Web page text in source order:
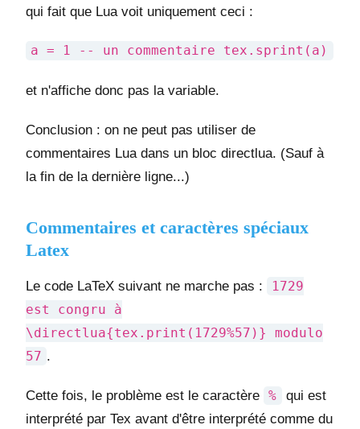
qui fait que Lua voit uniquement ceci :
a = 1 -- un commentaire tex.sprint(a)
et n'affiche donc pas la variable.
Conclusion : on ne peut pas utiliser de
commentaires Lua dans un bloc directlua. (Sauf à
la fin de la dernière ligne...)
Commentaires et caractères spéciaux
Latex
Le code LaTeX suivant ne marche pas :
1729
est congru à
\directlua{tex.print(1729%57)} modulo
57 .
Cette fois, le problème est le caractère %
qui est
interprété par Tex avant d'être interprété comme du